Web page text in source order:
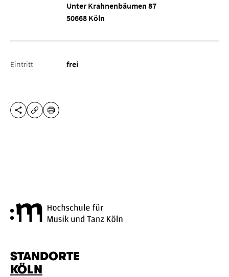
Unter Krahnenbäumen 87
50668 Köln
Eintritt frei
DIESE SEITE TEILEN
URL KOPIEREN
DRUCKEN
STANDORTE
KÖLN